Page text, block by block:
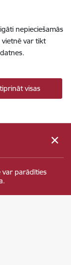
nepieciešamās
vietnē var tikt
visas
parādīties